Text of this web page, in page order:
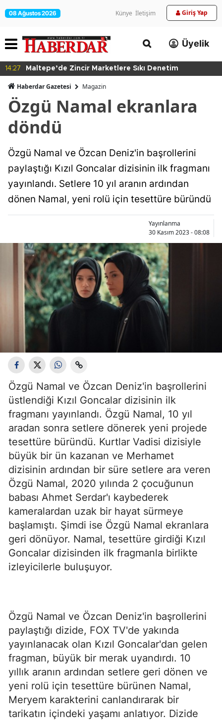
08 Ağustos 2026 Künye İletişim Giriş Yap
Üyelik
14:27 Maltepe’de Zincir Marketlere Sıkı Denetim
Haberdar Gazetesi Magazin
Özgü Namal ekranlara
döndü
Özgü Namal ve Özcan Deniz'in başrollerini
paylaştığı Kızıl Goncalar dizisinin ilk fragmanı
yayınlandı. Setlere 10 yıl aranın ardından
dönen Namal, yeni rolü için tesettüre büründü
Yayınlanma
30 Kasım 2023 - 08:08
Özgü Namal ve Özcan Deniz'in başrollerini
üstlendiği Kızıl Goncalar dizisinin ilk
fragmanı yayınlandı. Özgü Namal, 10 yıl
aradan sonra setlere dönerek yeni projede
tesettüre büründü. Kurtlar Vadisi dizisiyle
büyük bir ün kazanan ve Merhamet
dizisinin ardından bir süre setlere ara veren
Özgü Namal, 2020 yılında 2 çocuğunun
babası Ahmet Serdar'ı kaybederek
kameralardan uzak bir hayat sürmeye
başlamıştı. Şimdi ise Özgü Namal ekranlara
geri dönüyor. Namal, tesettüre girdiği Kızıl
Goncalar dizisinden ilk fragmanla birlikte
izleyicilerle buluşuyor.
Özgü Namal ve Özcan Deniz'in başrollerini
paylaştığı dizide, FOX TV'de yakında
yayınlanacak olan Kızıl Goncalar'dan gelen
fragman, büyük bir merak uyandırdı. 10
yıllık aranın ardından setlere geri dönen ve
yeni rolü için tesettüre bürünen Namal,
Meryem karakterini canlandırarak bir
tarikatın içindeki yaşamı anlatıyor. Dizide